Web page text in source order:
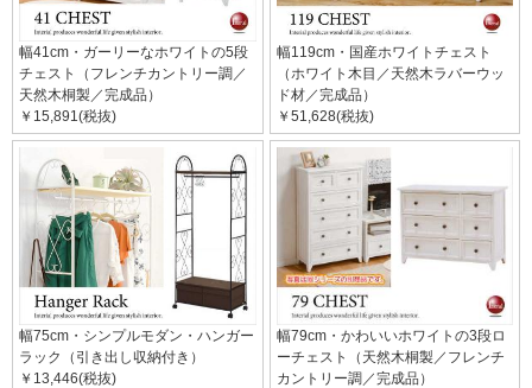
幅41cm・ガーリーなホワイトの5段
チェスト（フレンチカントリー調／
天然木桐製／完成品）
￥15,891(税抜)
幅119cm・国産ホワイトチェスト
（ホワイト木目／天然木ラバーウッ
ド材／完成品）
￥51,628(税抜)
幅75cm・シンプルモダン・ハンガー
ラック（引き出し収納付き）
￥13,446(税抜)
幅79cm・かわいいホワイトの3段ロ
ーチェスト（天然木桐製／フレンチ
カントリー調／完成品）